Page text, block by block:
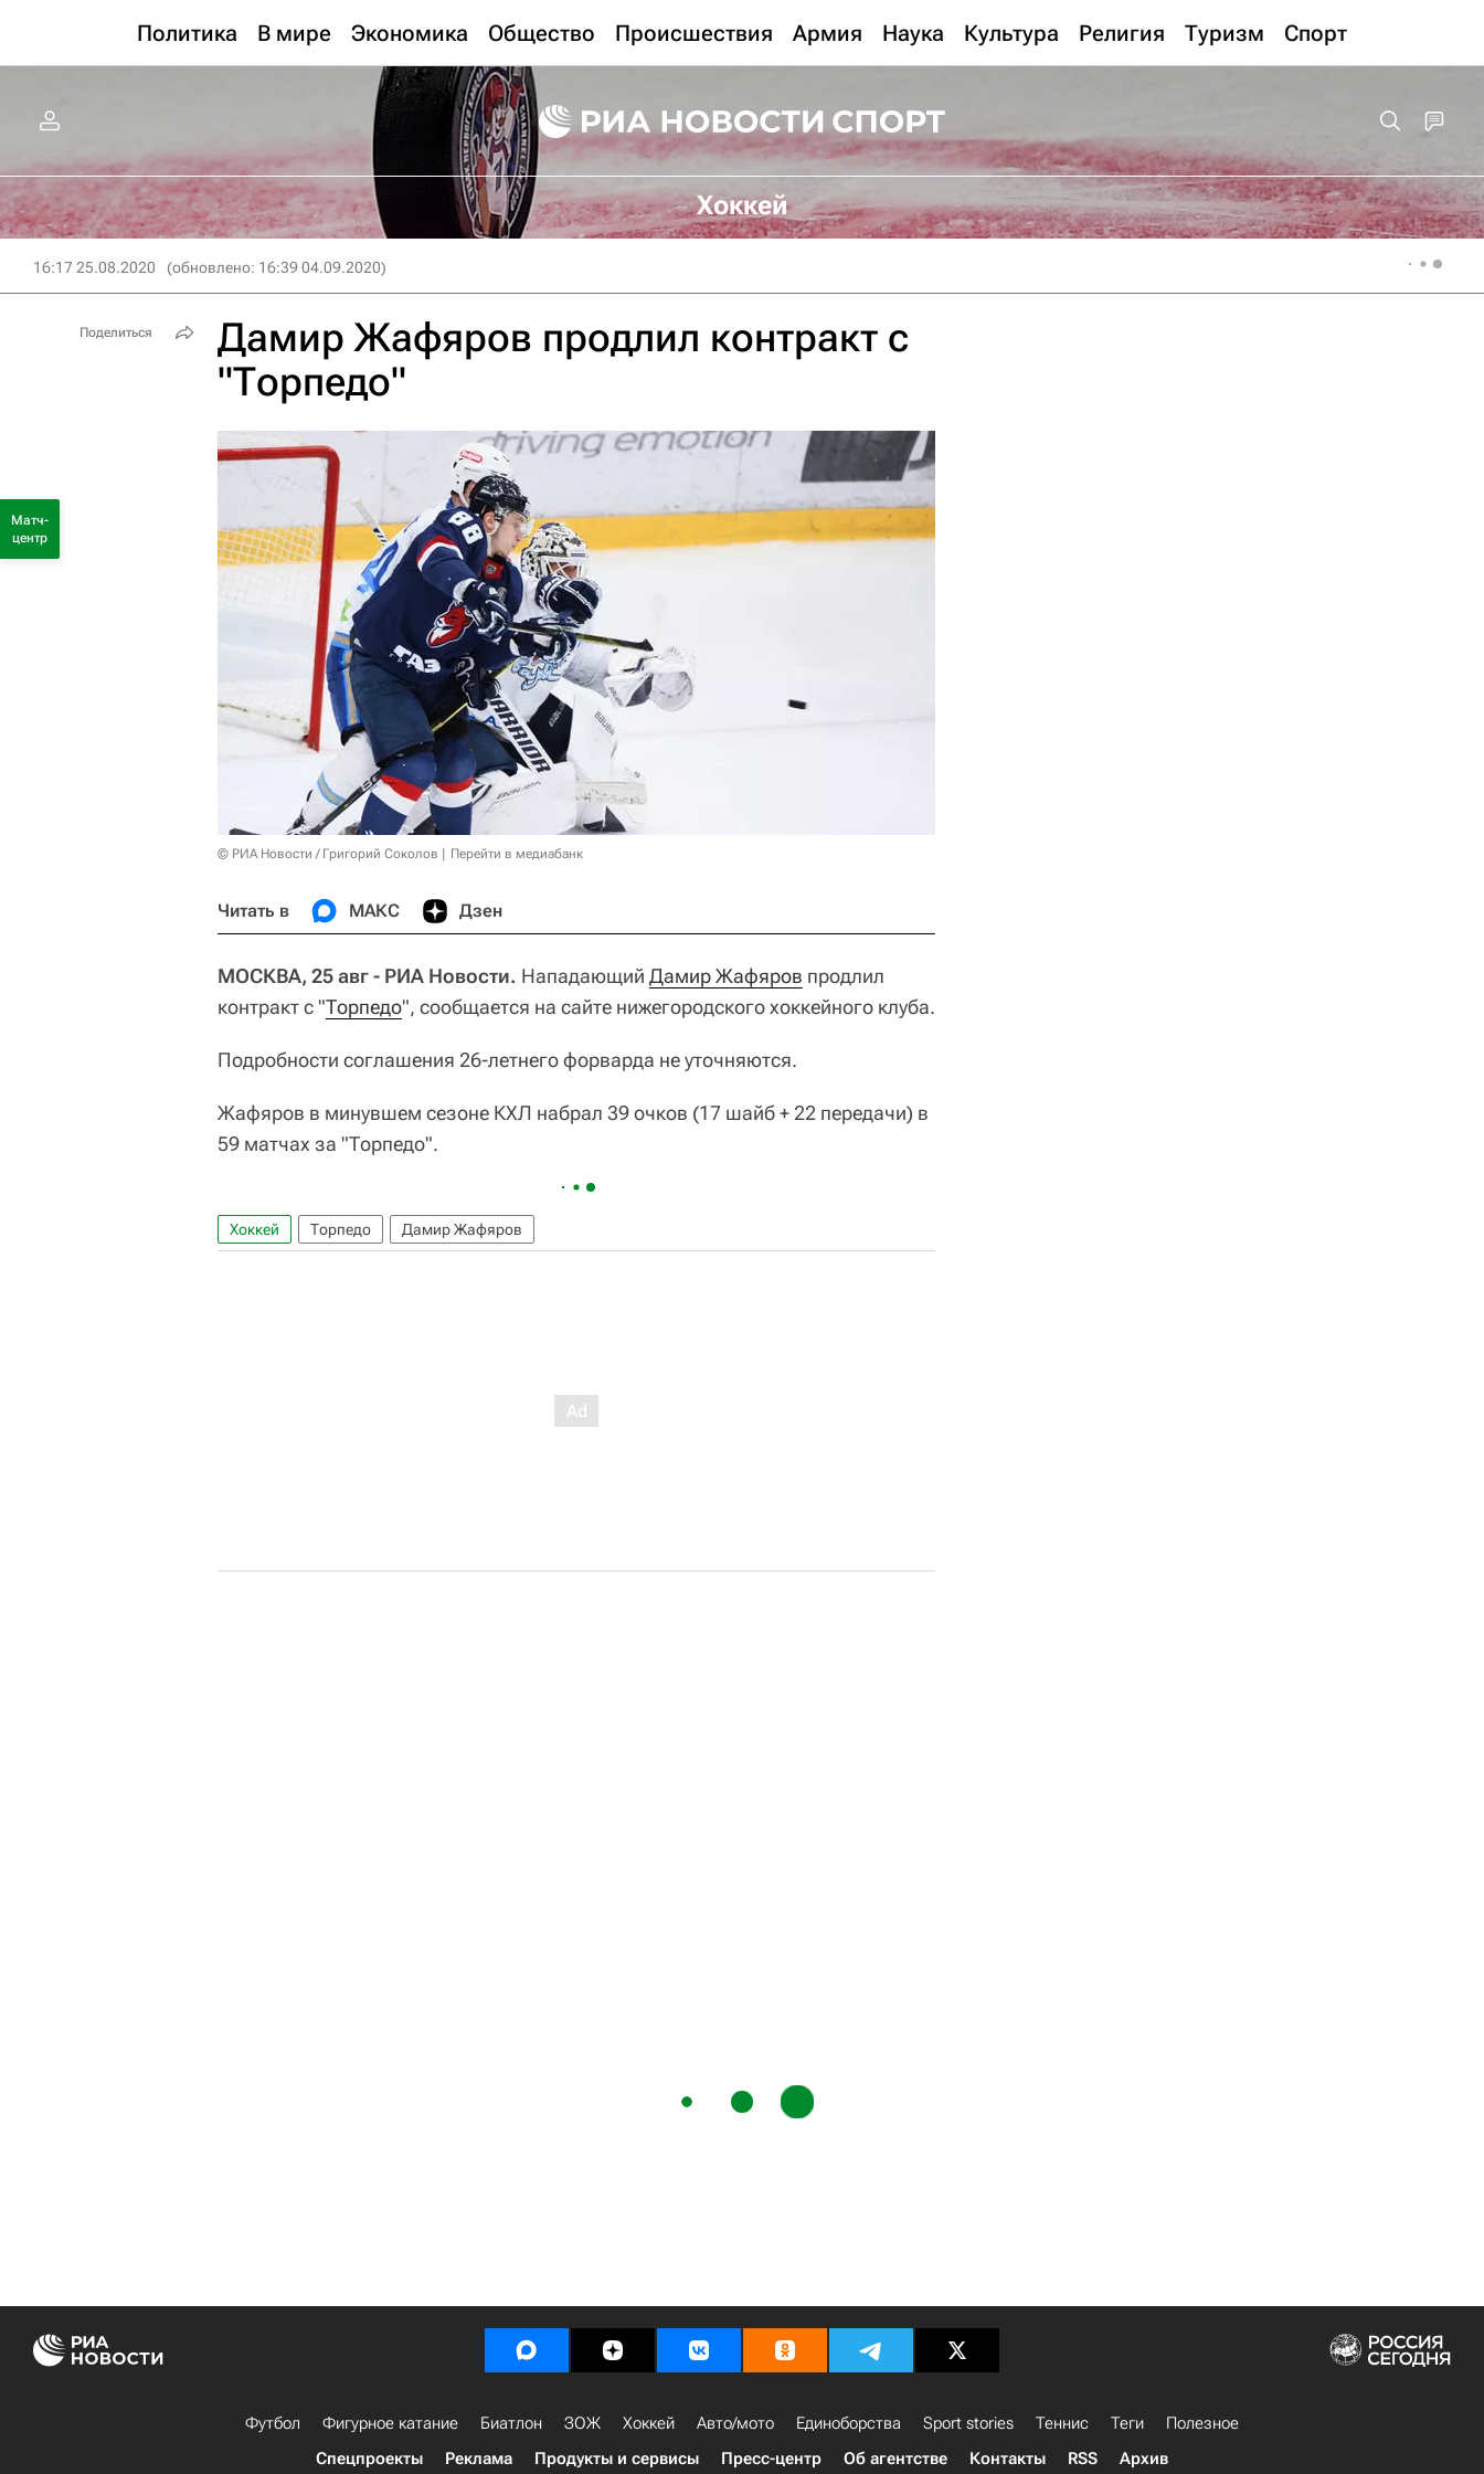
Политика В мире Экономика Общество Происшествия Армия Наука Культура Религия Туризм Спорт
Хоккей
16:17 25.08.2020 (обновлено: 16:39 04.09.2020)
Дамир Жафяров продлил контракт с
"Торпедо"
© РИА Новости / Григорий Соколов Перейти в медиабанк
Читать в МАКС Дзен
МОСКВА, 25 авг - РИА Новости. Нападающий Дамир Жафяров продлил
контракт с "Торпедо", сообщается на сайте нижегородского хоккейного клуба.
Подробности соглашения 26-летнего форварда не уточняются.
Жафяров в минувшем сезоне КХЛ набрал 39 очков (17 шайб + 22 передачи) в
59 матчах за "Торпедо".
Хоккей Торпедо Дамир Жафяров
Поделиться
Матч-
центр
Футбол Фигурное катание Биатлон ЗОЖ Хоккей Авто/мото Единоборства Sport stories Теннис Теги
Полезное
Спецпроекты
Реклама Продукты и сервисы Пресс-центр Об агентстве Контакты RSS Архив